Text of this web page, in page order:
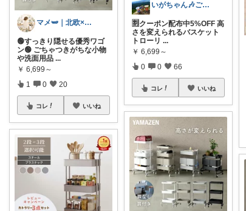
マメ🫛｜北欧‪×家事ラク暮らし
🟢すっきり隠せる優秀ワゴ
ン🟢 ごちゃつきがちな小物
や洗面用品 ...
￥ 6,699～
1 0 20
コレ いいね
いがちゃん🎶ご購入感謝です🎶
🈹クーポン配布中5%OFF 高
さを変えられるバスケット
トローリ ...
￥ 6,699～
0 0 66
コレ いいね